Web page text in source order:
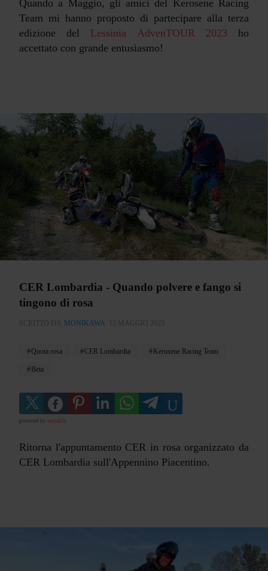
Quando a Maggio, gli amici del Kerosene Racing
Team mi hanno proposto di partecipare alla terza
edizione del Lessinia AdvenTOUR 2023 ho
accettato con grande entusiasmo!
CER Lombardia - Quando polvere e fango si
tingono di rosa
SCRITTO DA MONIKAWA 12 MAGGIO 2023
Quota rosa CER Lombardia Kerosene Racing Team
Beta
powered by social2s
Ritorna l'appuntamento CER in rosa organizzato da
CER Lombardia sull'Appennino Piacentino.